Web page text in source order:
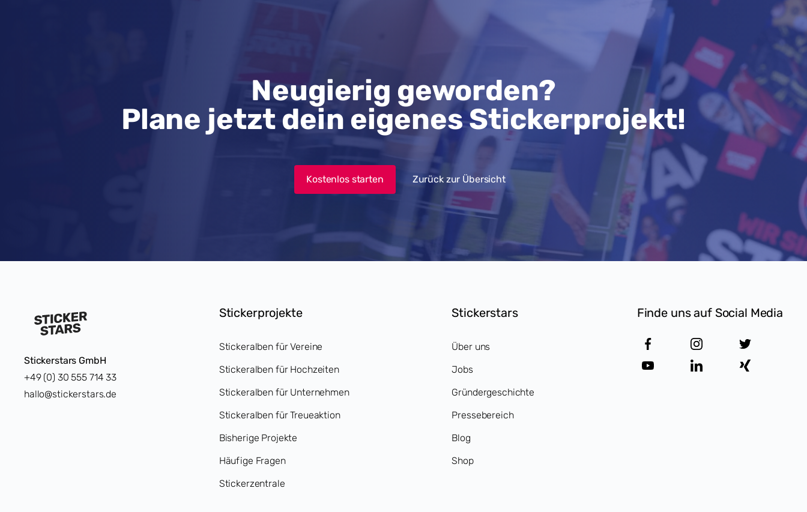
Neugierig geworden?
Plane jetzt dein eigenes Stickerprojekt!
Kostenlos starten Zurück zur Übersicht
Stickerstars GmbH
+49 (0) 30 555 714 33
hallo@stickerstars.de
Stickerprojekte
Stickeralben für Vereine
Stickeralben für Hochzeiten
Stickeralben für Unternehmen
Stickeralben für Treueaktion
Bisherige Projekte
Häufige Fragen
Stickerzentrale
Stickerstars
Über uns
Jobs
Gründergeschichte
Pressebereich
Blog
Shop
Finde uns auf Social Media